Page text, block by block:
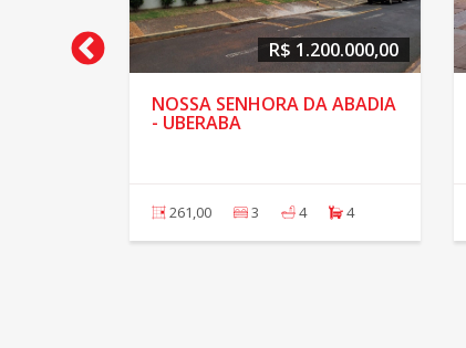
R$ 1.200.000,00
NOSSA SENHORA DA ABADIA
- UBERABA
261,00 3 4 4